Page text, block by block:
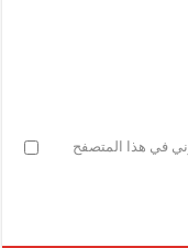
في هذا المتصفح